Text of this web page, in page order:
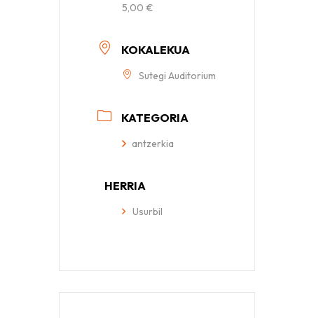
5,00 €
KOKALEKUA
Sutegi Auditorium
KATEGORIA
antzerkia
HERRIA
Usurbil